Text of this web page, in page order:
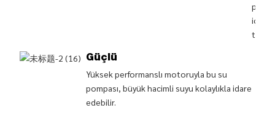
için
Güçlü
Yüksek performanslı motoruyla bu su
pompası, büyük hacimli suyu kolaylıkla idare
edebilir.